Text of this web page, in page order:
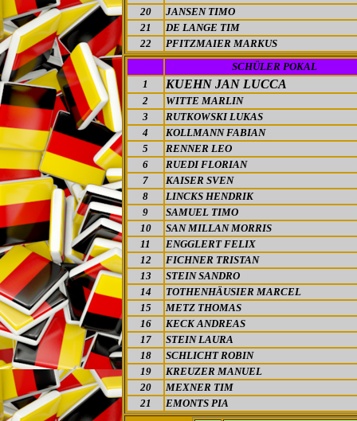
20
JANSEN TIMO
21
DE LANGE TIM
22
PFITZMAIER MARKUS
SCHÜLER POKAL
1
KUEHN JAN LUCCA
2
WITTE MARLIN
3
RUTKOWSKI LUKAS
4
KOLLMANN FABIAN
5
RENNER LEO
6
RUEDI FLORIAN
7
KAISER SVEN
8
LINCKS HENDRIK
9
SAMUEL TIMO
10
SAN MILLAN MORRIS
11
ENGGLERT FELIX
12
FICHNER TRISTAN
13
STEIN SANDRO
14
TOTHENHÄUSIER MARCEL
15
METZ THOMAS
16
KECK ANDREAS
17
STEIN LAURA
18
SCHLICHT ROBIN
19
KREUZER MANUEL
20
MEXNER TIM
21
EMONTS PIA